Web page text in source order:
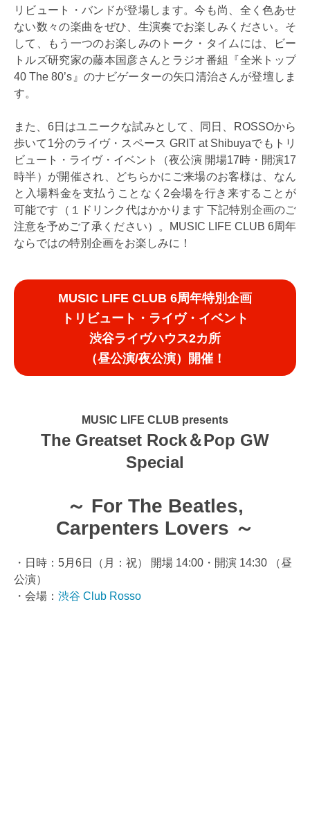
リビュート・バンドが登場します。今も尚、全く色あせ
ない数々の楽曲をぜひ、生演奏でお楽しみください。そ
して、もう一つのお楽しみのトーク・タイムには、ビー
トルズ研究家の藤本国彦さんとラジオ番組『全米トップ
40 The 80’s』のナビゲーターの矢口清治さんが登壇しま
す。
また、6日はユニークな試みとして、同日、ROSSOから
歩いて1分のライヴ・スペース GRIT at Shibuyaでもトリ
ビュート・ライヴ・イベント（夜公演 開場17時・開演17
時半）が開催され、どちらかにご来場のお客様は、なん
と入場料金を支払うことなく2会場を行き来することが
可能です（１ドリンク代はかかります 下記特別企画のご
注意を予めご了承ください）。MUSIC LIFE CLUB 6周年
ならではの特別企画をお楽しみに！
MUSIC LIFE CLUB 6周年特別企画
トリビュート・ライヴ・イベント
渋谷ライヴハウス2カ所
（昼公演/夜公演）開催！
MUSIC LIFE CLUB presents
The Greatset Rock＆Pop GW
Special
～ For The Beatles,
Carpenters Lovers ～
・日時：5月6日（月：祝） 開場 14:00・開演 14:30 （昼
公演）
・会場： 渋谷 Club Rosso